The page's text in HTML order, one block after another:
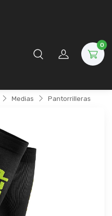
0
Medias Pantorrilleras